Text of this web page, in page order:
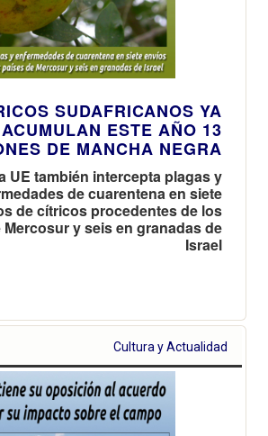
SUDAFRICANOS YA
ACUMULAN ESTE AÑO 13
DE MANCHA NEGRA
UE también intercepta plagas y
de cuarentena en siete
de cítricos procedentes de los
Mercosur y seis en granadas de
Israel
Cultura y Actualidad